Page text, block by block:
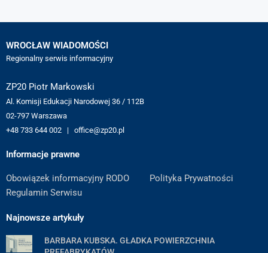
WROCŁAW WIADOMOŚCI
Regionalny serwis informacyjny
ZP20 Piotr Markowski
Al. Komisji Edukacji Narodowej 36 / 112B
02-797 Warszawa
+48 733 644 002 | office@zp20.pl
Informacje prawne
Obowiązek informacyjny RODO
Polityka Prywatności
Regulamin Serwisu
Najnowsze artykuły
BARBARA KUBSKA. GŁADKA POWIERZCHNIA